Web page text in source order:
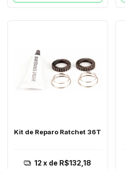
Kit de Reparo Ratchet 36T
12 x de R$132,18